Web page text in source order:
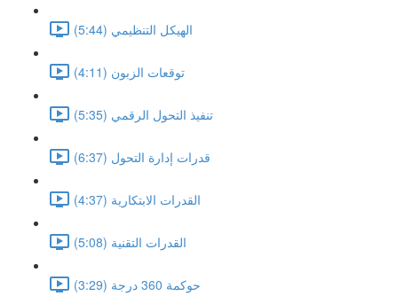
الهيكل التنظيمي (5:44)
توقعات الزبون (4:11)
تنفيذ التحول الرقمي (5:35)
قدرات إدارة التحول (6:37)
القدرات الابتكارية (4:37)
القدرات التقنية (5:08)
حوكمة 360 درجة (3:29)